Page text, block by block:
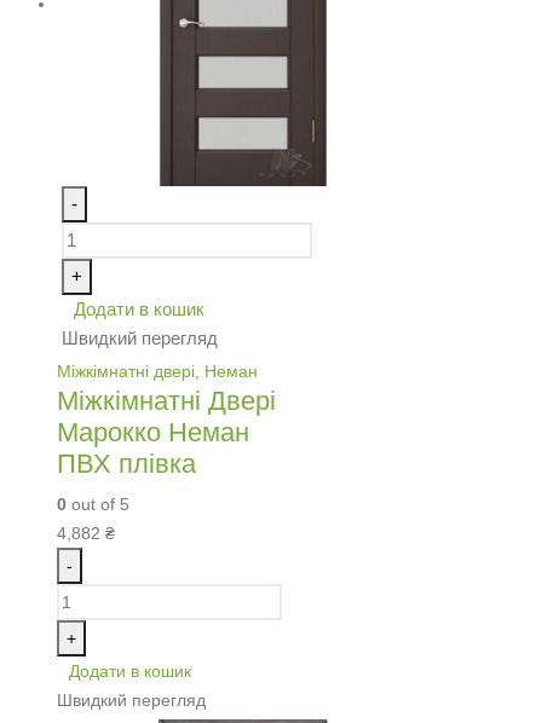
-
+
Додати в кошик
Швидкий перегляд
Міжкімнатні двері, Неман
Міжкімнатні Двері
Марокко Неман
ПВХ плівка
0 out of 5
4,882 ₴
-
+
Додати в кошик
Швидкий перегляд